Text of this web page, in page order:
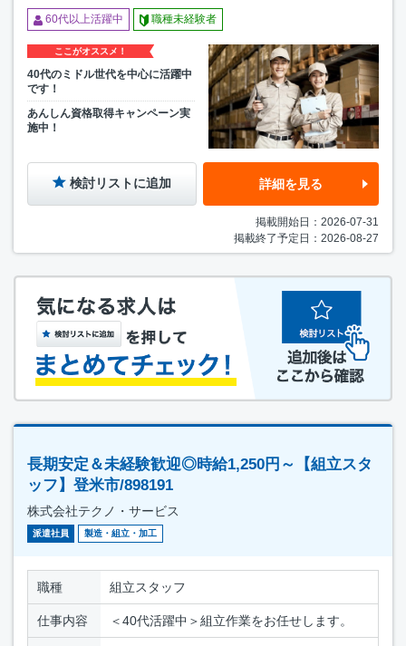
60代以上活躍中 職種未経験者
ここがオススメ！
40代のミドル世代を中心に活躍中
です！
あんしん資格取得キャンペーン実
施中！
検討リストに追加 詳細を見る
掲載開始日：2026-07-31
掲載終了予定日：2026-08-27
長期安定＆未経験歓迎◎時給1,250円～【組立スタ
ッフ】登米市/898191
株式会社テクノ・サービス
派遣社員 製造・組立・加工
職種 組立スタッフ
仕事内容 ＜40代活躍中＞組立作業をお任せします。